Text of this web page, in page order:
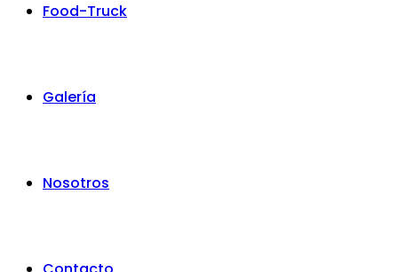
Food-Truck
Galería
Nosotros